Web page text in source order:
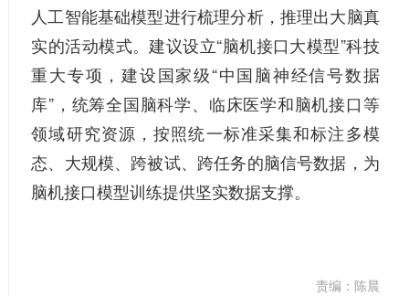
人工智能基础模型进行梳理分析，推理出大脑真
实的活动模式。建议设立“脑机接口大模型”科技
重大专项，建设国家级“中国脑神经信号数据
库”，统筹全国脑科学、临床医学和脑机接口等
领域研究资源，按照统一标准采集和标注多模
态、大规模、跨被试、跨任务的脑信号数据，为
脑机接口模型训练提供坚实数据支撑。
责编：陈晨